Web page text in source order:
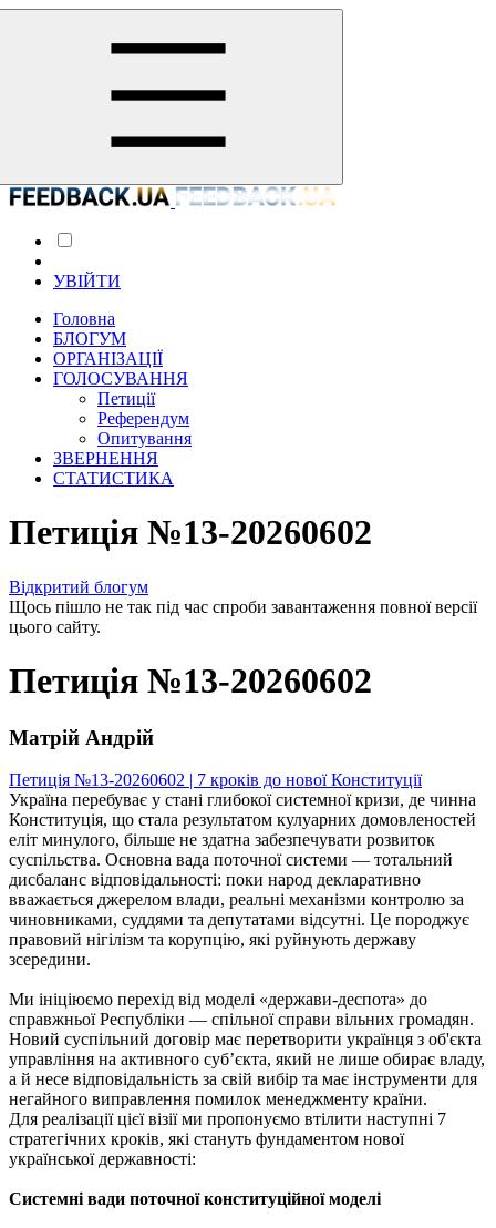
УВІЙТИ
Головна
БЛОГУМ
ОРГАНІЗАЦІЇ
ГОЛОСУВАННЯ
Петиції
Референдум
Опитування
ЗВЕРНЕННЯ
СТАТИСТИКА
Петиція №13-20260602
Відкритий блогум
Щось пішло не так під час спроби завантаження повної версії
цього сайту.
Петиція №13-20260602
Матрій Андрій
Петиція №13-20260602 | 7 кроків до нової Конституції
Україна перебуває у стані глибокої системної кризи, де чинна
Конституція, що стала результатом кулуарних домовленостей
еліт минулого, більше не здатна забезпечувати розвиток
суспільства. Основна вада поточної системи — тотальний
дисбаланс відповідальності: поки народ декларативно
вважається джерелом влади, реальні механізми контролю за
чиновниками, суддями та депутатами відсутні. Це породжує
правовий нігілізм та корупцію, які руйнують державу
зсередини.
Ми ініціюємо перехід від моделі «держави-деспота» до
справжньої Республіки — спільної справи вільних громадян.
Новий суспільний договір має перетворити українця з об'єкта
управління на активного суб’єкта, який не лише обирає владу,
а й несе відповідальність за свій вибір та має інструменти для
негайного виправлення помилок менеджменту країни.
Для реалізації цієї візії ми пропонуємо втілити наступні 7
стратегічних кроків, які стануть фундаментом нової
української державності:
Системні вади поточної конституційної моделі